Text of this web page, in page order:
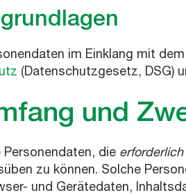
im Einklang mit
(Datenschutzgesetz, DSG)
und
die erforderlich
zu können. Solche
und Gerätedaten,